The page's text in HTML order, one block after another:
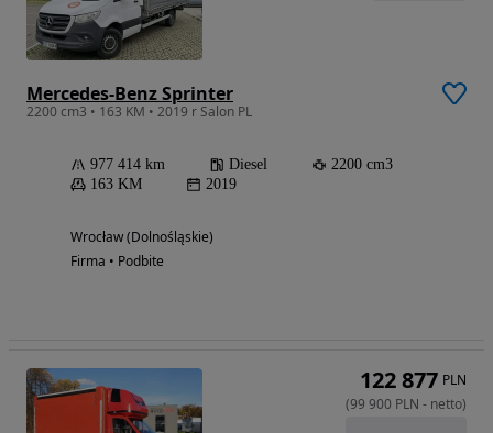
Mercedes-Benz Sprinter
2200 cm3 • 163 KM • 2019 r Salon PL
977 414 km Diesel
2200 cm3
163 KM
2019
Wrocław (Dolnośląskie)
Firma • Podbite
122 877 PLN
(99 900 PLN - netto)